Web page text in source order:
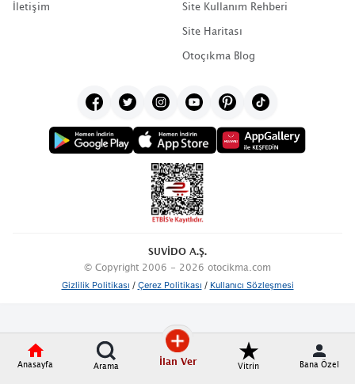
İletişim Site Kullanım Rehberi
Site Haritası
Otoçıkma Blog
SUVİDO A.Ş.
© Copyright 2006 - 2026 otocikma.com
Gizlilik Politikası / Çerez Politikası / Kullanıcı Sözleşmesi
Anasayfa Arama İlan Ver Vitrin Bana Özel